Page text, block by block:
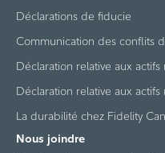
Déclarations de fiducie
Communication des conflits
Déclaration relative aux
Déclaration relative aux
La durabilité chez Fidelity
Nous joindre